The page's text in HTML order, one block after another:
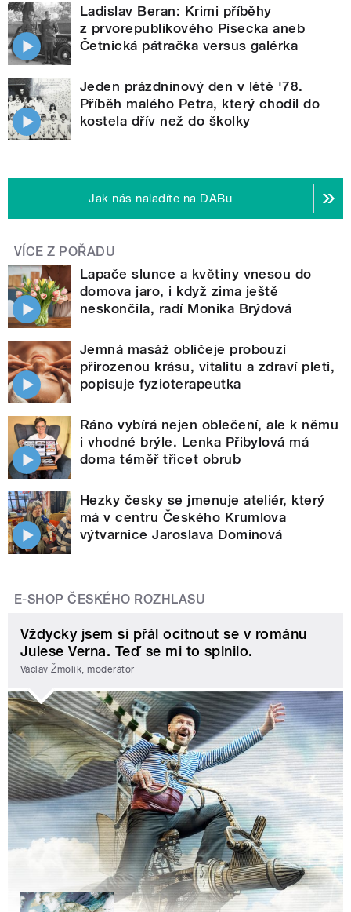
Ladislav Beran: Krimi příběhy
z prvorepublikového Písecka aneb
Četnická pátračka versus galérka
Jeden prázdninový den v létě '78.
Příběh malého Petra, který chodil do
kostela dřív než do školky
Jak nás naladíte na DABu
VÍCE Z POŘADU
Lapače slunce a květiny vnesou do
domova jaro, i když zima ještě
neskončila, radí Monika Brýdová
Jemná masáž obličeje probouzí
přirozenou krásu, vitalitu a zdraví pleti,
popisuje fyzioterapeutka
Ráno vybírá nejen oblečení, ale k němu
i vhodné brýle. Lenka Přibylová má
doma téměř třicet obrub
Hezky česky se jmenuje ateliér, který
má v centru Českého Krumlova
výtvarnice Jaroslava Dominová
E-SHOP ČESKÉHO ROZHLASU
Vždycky jsem si přál ocitnout se v románu
Julese Verna. Teď se mi to splnilo.
Václav Žmolík, moderátor